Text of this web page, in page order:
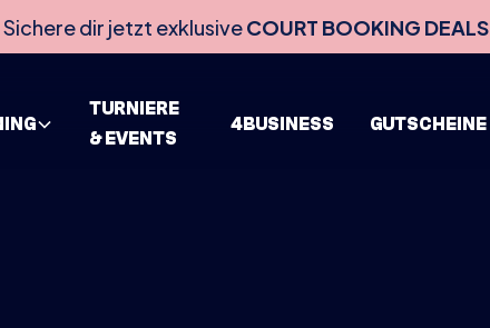
Sichere dir jetzt exklusiveCOURT BOOKING DEALS
TURNIERE
& EVENTS
4BUSINESS GUTSCHEINE